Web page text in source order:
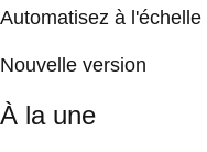
Automatisez à
Nouvelle version
À la une